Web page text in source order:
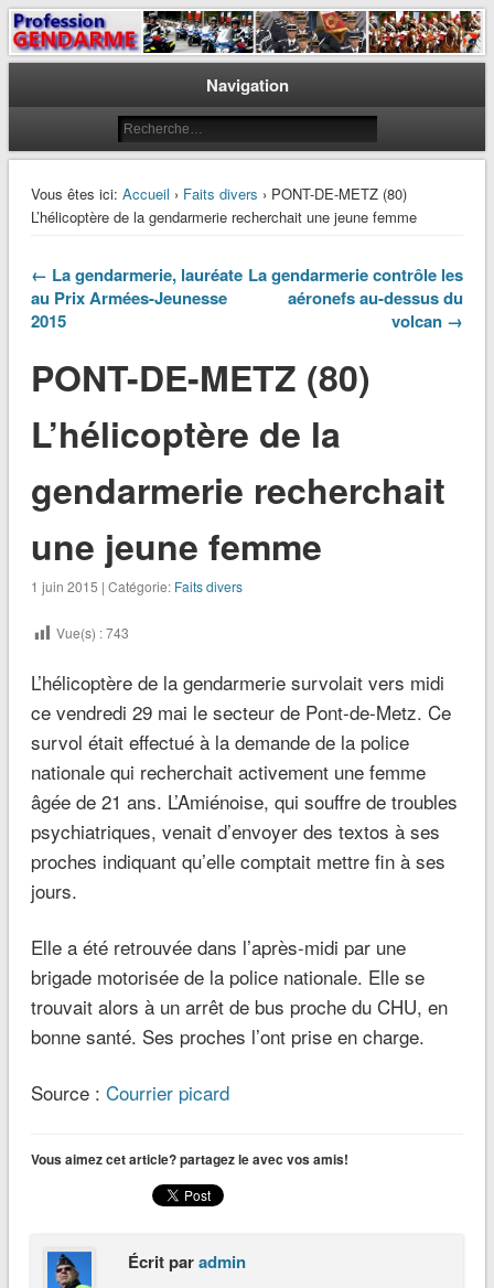
Profession Gendarme
Le journal des gendarmes
Navigation
Vous êtes ici: Accueil › Faits divers › PONT-DE-METZ (80)
L’hélicoptère de la gendarmerie recherchait une jeune femme
← La gendarmerie, lauréate
au Prix Armées-Jeunesse
2015
La gendarmerie contrôle les
aéronefs au-dessus du
volcan →
PONT-DE-METZ (80)
L’hélicoptère de la
gendarmerie recherchait
une jeune femme
1 juin 2015 | Catégorie: Faits divers
Vue(s) :743
L’hélicoptère de la gendarmerie survolait vers midi
ce vendredi 29 mai le secteur de Pont-de-Metz. Ce
survol était effectué à la demande de la police
nationale qui recherchait activement une femme
âgée de 21 ans. L’Amiénoise, qui souffre de troubles
psychiatriques, venait d’envoyer des textos à ses
proches indiquant qu’elle comptait mettre fin à ses
jours.
Elle a été retrouvée dans l’après-midi par une
brigade motorisée de la police nationale. Elle se
trouvait alors à un arrêt de bus proche du CHU, en
bonne santé. Ses proches l’ont prise en charge.
Source : Courrier picard
Vous aimez cet article? partagez le avec vos amis!
Écrit paradmin